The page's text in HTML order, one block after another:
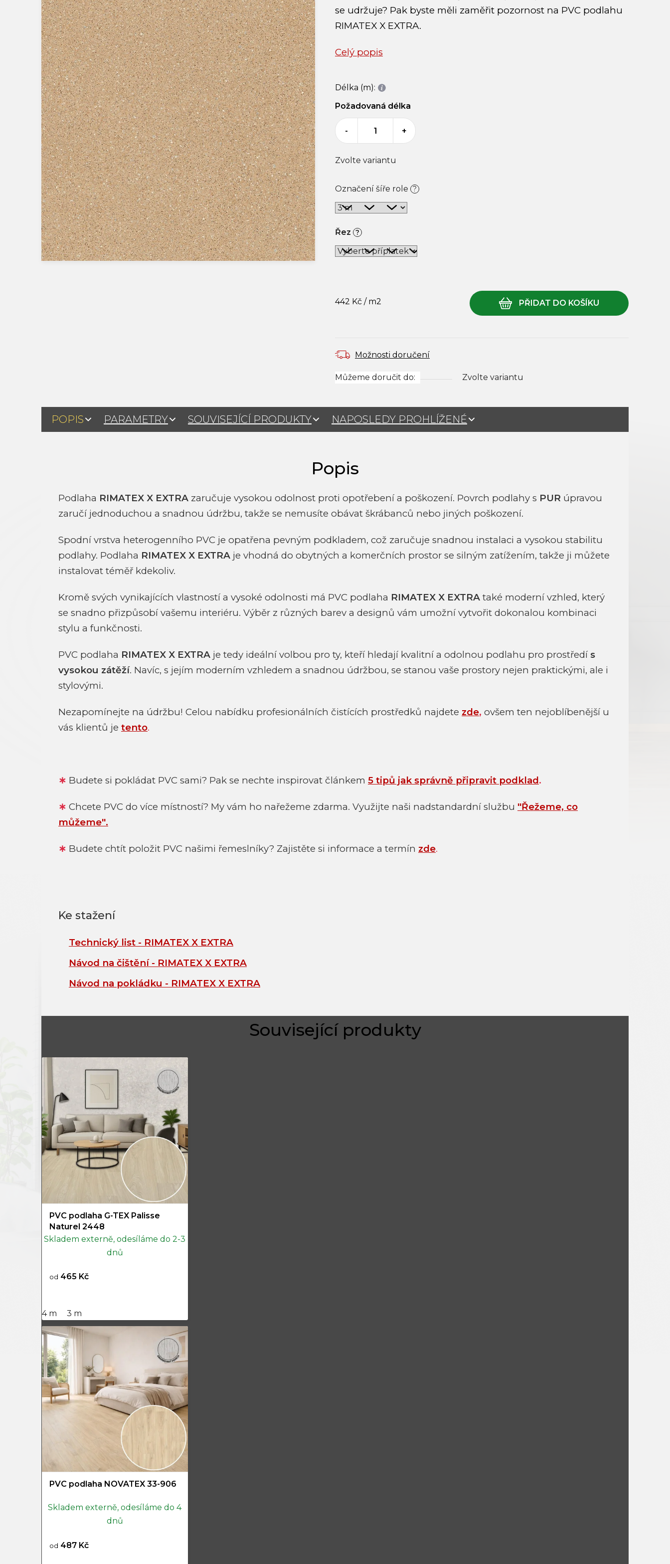
se udržuje? Pak byste měli zaměřit pozornost na PVC podlahu
RIMATEX X EXTRA.
Celý popis
Označení šíře role ?
Řez ?
Můžeme doručit do: Zvolte variantu
442 Kč / m2
Zvolte variantu
Možnosti doručení
Délka (m):
Požadovaná délka
- +
POPIS PARAMETRY SOUVISEJÍCÍ PRODUKTY NAPOSLEDY PROHLÍŽENÉ
Podlaha RIMATEX X EXTRA zaručuje vysokou odolnost proti opotřebení a poškození. Povrch podlahy s PUR úpravou
zaručí jednoduchou a snadnou údržbu, takže se nemusíte obávat škrábanců nebo jiných poškození.
Spodní vrstva heterogenního PVC je opatřena pevným podkladem, což zaručuje snadnou instalaci a vysokou stabilitu
podlahy. Podlaha RIMATEX X EXTRA je vhodná do obytných a komerčních prostor se silným zatížením, takže ji můžete
instalovat téměř kdekoliv.
Kromě svých vynikajících vlastností a vysoké odolnosti má PVC podlaha RIMATEX X EXTRA také moderní vzhled, který
se snadno přizpůsobí vašemu interiéru. Výběr z různých barev a designů vám umožní vytvořit dokonalou kombinaci
stylu a funkčnosti.
PVC podlaha RIMATEX X EXTRA je tedy ideální volbou pro ty, kteří hledají kvalitní a odolnou podlahu pro prostředí s
vysokou zátěží. Navíc, s jejím moderním vzhledem a snadnou údržbou, se stanou vaše prostory nejen praktickými, ale i
stylovými.
Nezapomínejte na údržbu! Celou nabídku profesionálních čistících prostředků najdete zde, ovšem ten nejoblíbenější u
vás klientů je tento.
∗ Budete si pokládat PVC sami? Pak se nechte inspirovat článkem 5 tipů jak správně připravit podklad.
∗ Chcete PVC do více místností? My vám ho nařežeme zdarma. Využijte naši nadstandardní službu "Řežeme, co
můžeme".
∗ Budete chtít položit PVC našimi řemeslníky? Zajistěte si informace a termín zde.
Technický list - RIMATEX X EXTRA
Návod na čištění - RIMATEX X EXTRA
Návod na pokládku - RIMATEX X EXTRA
PVC podlaha G-TEX Palisse
Naturel 2448
Skladem externě, odesíláme do 2-3
dnů
od 465 Kč
4 m 3 m
PVC podlaha NOVATEX 33-906
Skladem externě, odesíláme do 4
dnů
od 487 Kč